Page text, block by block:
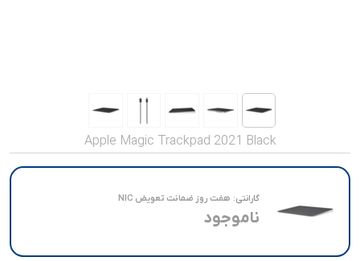
Apple Magic Trackpad 2021 Black
گارانتی: هفت روز ضمانت تعویض NIC
ناموجود